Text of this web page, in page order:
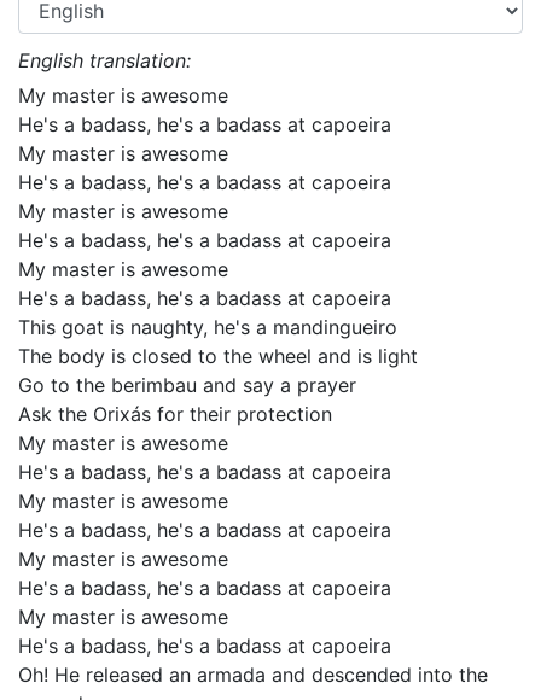
English translation:
My master is awesome
He's a badass, he's a badass at capoeira
My master is awesome
He's a badass, he's a badass at capoeira
My master is awesome
He's a badass, he's a badass at capoeira
My master is awesome
He's a badass, he's a badass at capoeira
This goat is naughty, he's a mandingueiro
The body is closed to the wheel and is light
Go to the berimbau and say a prayer
Ask the Orixás for their protection
My master is awesome
He's a badass, he's a badass at capoeira
My master is awesome
He's a badass, he's a badass at capoeira
My master is awesome
He's a badass, he's a badass at capoeira
My master is awesome
He's a badass, he's a badass at capoeira
Oh! He released an armada and descended into the